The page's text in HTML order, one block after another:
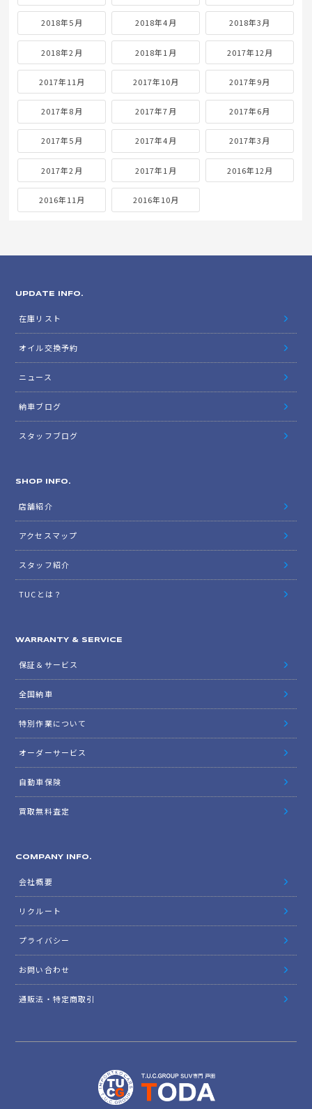
2018年5月 2018年4月 2018年3月
2018年2月 2018年1月 2017年12月
2017年11月 2017年10月 2017年9月
2017年8月 2017年7月 2017年6月
2017年5月 2017年4月 2017年3月
2017年2月 2017年1月 2016年12月
2016年11月 2016年10月
UPDATE INFO.
在庫リスト
オイル交換予約
ニュース
納車ブログ
スタッフブログ
SHOP INFO.
店舗紹介
アクセスマップ
スタッフ紹介
TUCとは？
WARRANTY & SERVICE
保証＆サービス
全国納車
特別作業について
オーダーサービス
自動車保険
買取無料査定
COMPANY INFO.
会社概要
リクルート
プライバシー
お問い合わせ
通販法・特定商取引